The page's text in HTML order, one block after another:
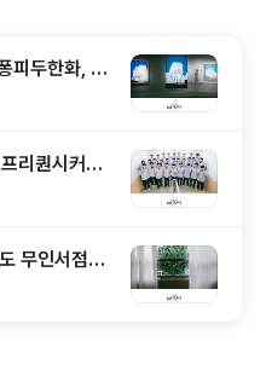
피두한화, 스
리퀀시커피,
무인서점이
너의 책임